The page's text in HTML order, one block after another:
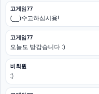
고게임77
(__)수고하십시용!
고게임77
오늘도 방갑습니다 :)
비회원
:)